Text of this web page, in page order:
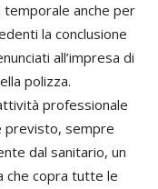
anche per
la conclusione
all’impresa di
polizza.
professionale
previsto, sempre
dal sanitario, un
che copra tutte le